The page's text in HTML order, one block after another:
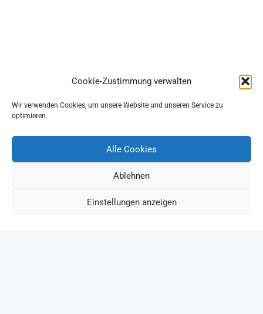
Cookie-Zustimmung verwalten
Wir verwenden Cookies, um unsere Website und unseren Service zu
optimieren.
Alle Cookies
Ablehnen
Einstellungen anzeigen